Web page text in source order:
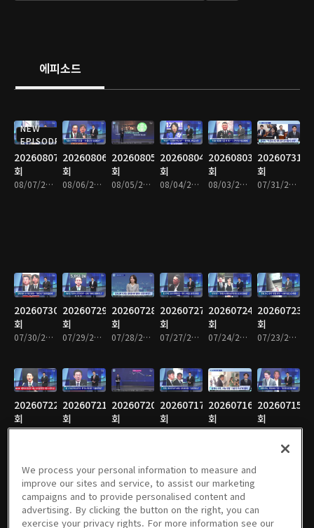
에피소드
NEW
EPISODE
20260807
회
08/07/2026 • 1시간 35분
20260806
회
08/06/2026 • 1시간 34분
20260805
회
08/05/2026 • 1시간 35분
20260804
회
08/04/2026 • 1시간 33분
20260803
회
08/03/2026 • 1시간 34분
20260731
회
07/31/2026 • 1시간 34분
20260730
회
07/30/2026 • 1시간 34분
20260729
회
07/29/2026 • 1시간 36분
20260728
회
07/28/2026 • 1시간 36분
20260727
회
07/27/2026 • 1시간 34분
20260724
회
07/24/2026 • 1시간 35분
20260723
회
07/23/2026 • 1시간 34분
20260722
회
07/22/2026 • 1시간 36분
20260721
회
07/21/2026 • 1시간 34분
20260720
회
07/20/2026 • 1시간 33분
20260717
회
07/17/2026 • 1시간 35분
20260716
회
07/16/2026 • 1시간 33분
20260715
회
07/15/2026 • 1시간 35분
20260714
회
20260713
회
20260710
회
20260709
회
20260708
회
회
We process your personal information to measure and
improve our sites and service, to assist our marketing
campaigns and to provide personalised content and
advertising. By clicking the button on the right, you can
exercise your privacy rights. For more information see our